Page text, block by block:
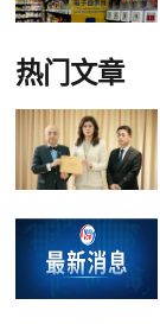
热门文章